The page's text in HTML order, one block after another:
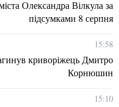
Олександра Вілкула за
підсумками 8 серпня
15:58
криворіжець Дмитро
Корнюшин
15:10